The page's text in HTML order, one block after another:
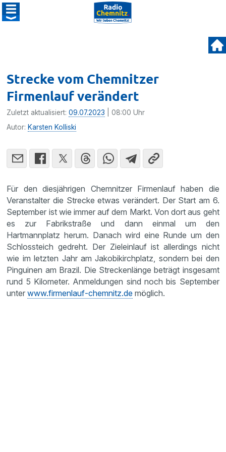
Strecke vom Chemnitzer
Firmenlauf verändert
Zuletzt aktualisiert:09.07.2023 | 08:00 Uhr
Autor: Karsten Kolliski
Für den diesjährigen Chemnitzer Firmenlauf haben die
Veranstalter die Strecke etwas verändert. Der Start am 6.
September ist wie immer auf dem Markt. Von dort aus geht
es zur Fabrikstraße und dann einmal um den
Hartmannplatz herum. Danach wird eine Runde um den
Schlossteich gedreht. Der Zieleinlauf ist allerdings nicht
wie im letzten Jahr am Jakobikirchplatz, sondern bei den
Pinguinen am Brazil. Die Streckenlänge beträgt insgesamt
rund 5 Kilometer. Anmeldungen sind noch bis September
unterwww.firmenlauf-chemnitz.de möglich.